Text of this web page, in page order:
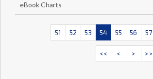
eBook Charts
51 52 53 54 55 56 57
<< < > >>